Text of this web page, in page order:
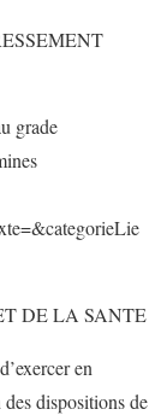
grade
DE LA SANTE
en
dispositions de